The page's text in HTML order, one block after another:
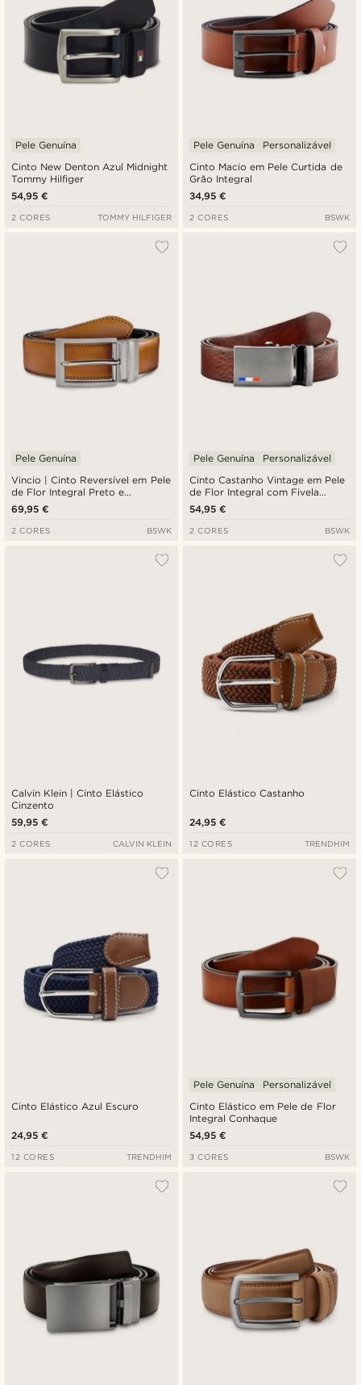
Cinto New Denton Azul Midnight
Tommy Hilfiger
Pele Genuína
54,95 €
2 CORES TOMMY HILFIGER
Cinto Macio em Pele Curtida de
Grão Integral
Pele Genuína Personalizável
34,95 €
2 CORES BSWK
Vincio | Cinto Reversível em Pele
de Flor Integral Preto e
Castanho Claro
Pele Genuína
69,95 €
2 CORES BSWK
Cinto Castanho Vintage em Pele
de Flor Integral com Fivela
Automática
Pele Genuína Personalizável
54,95 €
2 CORES BSWK
Calvin Klein | Cinto Elástico
Cinzento
59,95 €
2 CORES CALVIN KLEIN
Cinto Elástico Castanho
24,95 €
12 CORES TRENDHIM
Cinto Elástico Azul Escuro
24,95 €
12 CORES TRENDHIM
Cinto Elástico em Pele de Flor
Integral Conhaque
Pele Genuína Personalizável
54,95 €
3 CORES BSWK